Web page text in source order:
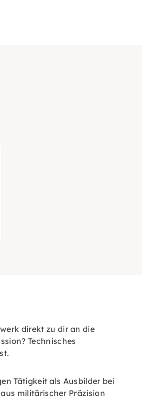
direkt zu dir an die
Technisches
Tätigkeit als Ausbilder bei
militärischer Präzision